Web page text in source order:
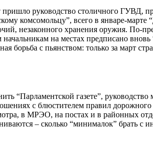
руководство столичного ГУВД,
комсомольцу”, всего в январе-
незаконного хранения оружия. По-
на местах предписано вновь
борьба с пьянством: только за март
“Парламентской газете”, руководство
с блюстителем правил
в МРЭО, на постах и в районных
– сколько “минималок” брать с